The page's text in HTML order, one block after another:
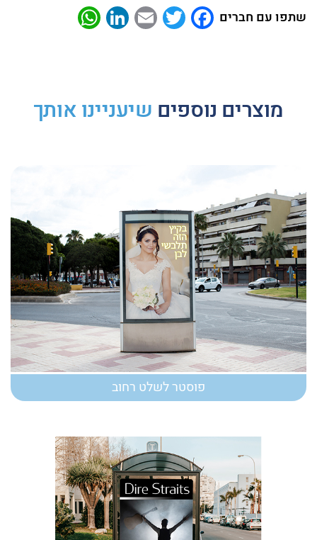
שתפו עם חברים Facebook
Twitter
Email
LinkedIn
מוצרים נוספים שיעניינו אותך
פוסטר לשלט רחוב